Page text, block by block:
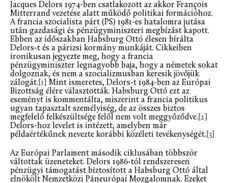
Jacques Delors 1974-ben csatlakozott az akkor François
Mitterrand vezetése alatt működő politikai formációhoz.
A francia szocialista párt (PS) 1981-es hatalomra jutása
után gazdasági és pénzügyminiszteri megbízást kapott.
Ebben az időszakban Habsburg Ottó élesen bírálta
Delors-t és a párizsi kormány munkáját. Cikkeiben
ironikusan jegyezte meg, hogy a francia
pénzügyminiszter legnagyobb baja, hogy a németek sokat
dolgoznak, és nem a szocializmusban keresik jövőjük
zálogát. [1]
Mint ismeretes, Delors-t 1984-ben az Európai
Bizottság élére választották. Habsburg Ottó ezt az
eseményt is kommentálta, miszerint a francia politikus
ugyan tapasztalt személyiség, de az összes biztos
megfelelő felkészültsége felől nem volt meggyőződve. [2]
Delors-hoz levelet is intézett, amelyben már
példaértékűnek nevezte korábbi közéleti tevékenységét. [3]
Az Európai Parlament második ciklusában többször
váltottak üzeneteket. Delors 1986-tól rendszeresen
pénzügyi támogatást biztosított a Habsburg Ottó által
elnökölt Nemzetközi Páneurópai Mozgalomnak. Ezeket